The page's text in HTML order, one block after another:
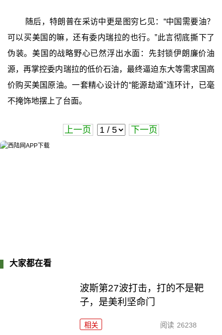
随后，特朗普在采访中更是图穷匕见：“中国需要油？
可以买美国的嘛，还有委内瑞拉的也行。”此言彻底撕下了
伪装。美国的战略野心已然浮出水面：先封锁伊朗廉价油
源，再掌控委内瑞拉的低价石油，最终逼迫东大等需求国高
价购买美国原油。一套精心设计的“能源劫道”连环计，已毫
不掩饰地摆上了台面。
上一页 下一页
大家都在看
波斯第27波打击，打的不是靶
子，是美利坚命门
相关 阅读 26238